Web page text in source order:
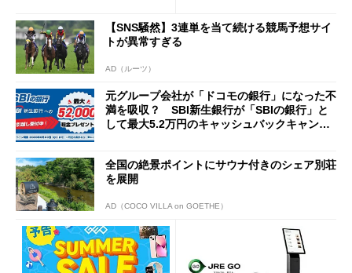
【SNS騒然】3連単を当て続ける競馬予想サイ
トが異常すぎる
AD（ルーツ）
元グループ会社が「ドコモの銀行」になった不
満を吸収？ SBI新生銀行が「SBIの銀行」と
して最大5.2万円のキャッシュバックキャンペ
全国の絶景ポイントにサウナ付きのシェア別荘
を展開
AD（COCO VILLA on GOETHE）